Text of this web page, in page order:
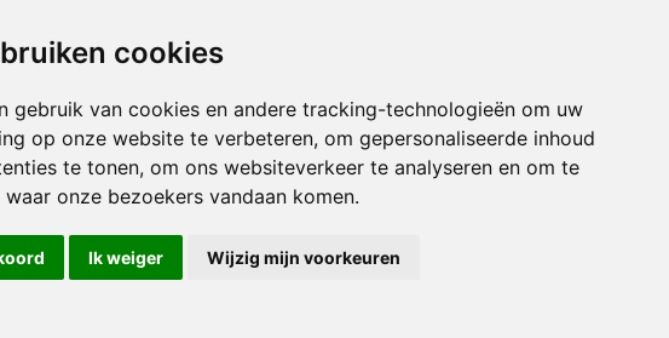
cookies
gebruik van cookies en andere tracking-technologieën om uw
op onze website te verbeteren, om gepersonaliseerde inhoud
te tonen, om ons websiteverkeer te analyseren en om te
onze bezoekers vandaan komen.
Ik weiger Wijzig mijn voorkeuren
RSIN 818703088
KVK 08169738